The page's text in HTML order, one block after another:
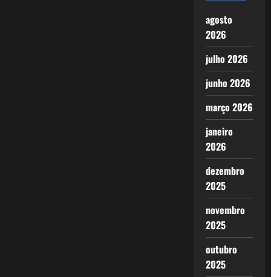
agosto
2026
julho 2026
junho 2026
março 2026
janeiro
2026
dezembro
2025
novembro
2025
outubro
2025